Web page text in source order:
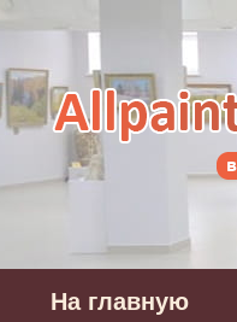
На главную